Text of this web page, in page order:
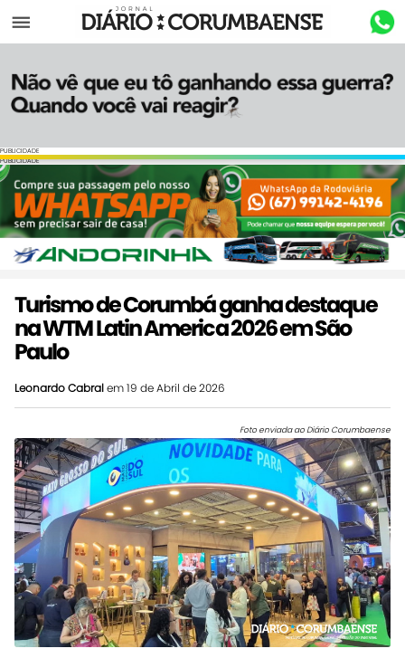
Menu
PUBLICIDADE
PUBLICIDADE
Turismo de Corumbá ganha destaque
na WTM Latin America 2026 em São
Paulo
Leonardo Cabralem 19 de Abril de 2026
Foto enviada ao Diário Corumbaense